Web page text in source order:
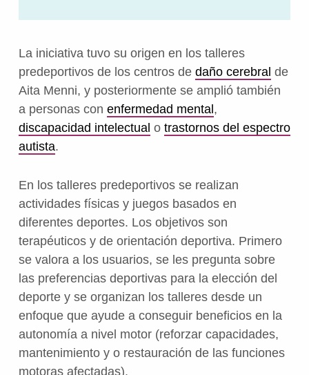
La iniciativa tuvo su origen en los talleres
predeportivos de los centros de daño cerebral de
Aita Menni, y posteriormente se amplió también
a personas con enfermedad mental ,
discapacidad intelectual o trastornos del espectro
autista.
En los talleres predeportivos se realizan
actividades físicas y juegos basados en
diferentes deportes. Los objetivos son
terapéuticos y de orientación deportiva. Primero
se valora a los usuarios, se les pregunta sobre
las preferencias deportivas para la elección del
deporte y se organizan los talleres desde un
enfoque que ayude a conseguir beneficios en la
autonomía a nivel motor (reforzar capacidades,
mantenimiento y o restauración de las funciones
motoras afectadas).